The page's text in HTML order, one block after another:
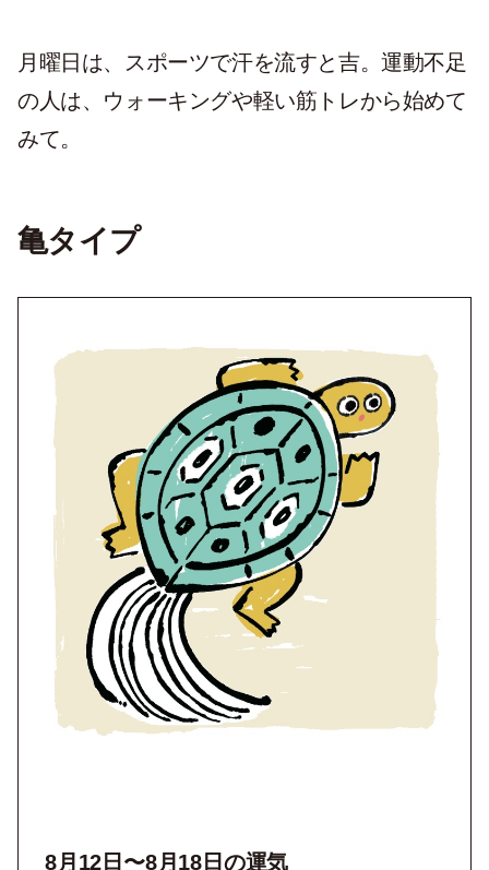
月曜日は、スポーツで汗を流すと吉。運動不足
の人は、ウォーキングや軽い筋トレから始めて
みて。
亀タイプ
8月12 日〜8月18日の運気